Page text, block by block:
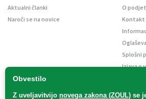
Obvestilo
Z uveljavitvijo novega zakona (ZOUL) se
Aktualni članki
Naroči se na novice
O
Kontakt
Splošni
Izjava o